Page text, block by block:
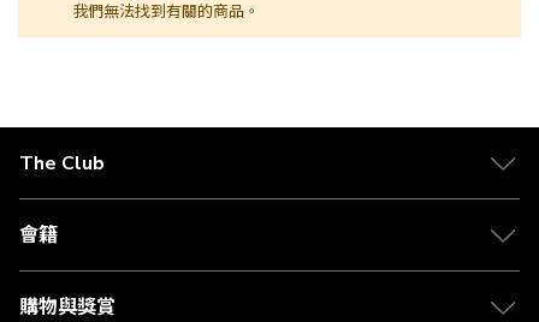
我們無法找到有關的商品。
The Club
關於 The Club
合作夥伴
媒體中心
會籍
會籍及專屬禮遇
賺取積分
購物與獎賞